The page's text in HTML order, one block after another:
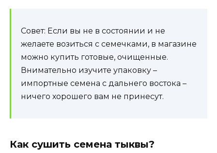
Совет: Если вы не в состоянии и не
желаете возиться с семечками, в магазине
можно купить готовые, очищенные.
Внимательно изучите упаковку –
импортные семена с дальнего востока –
ничего хорошего вам не принесут.
Как сушить семена тыквы?